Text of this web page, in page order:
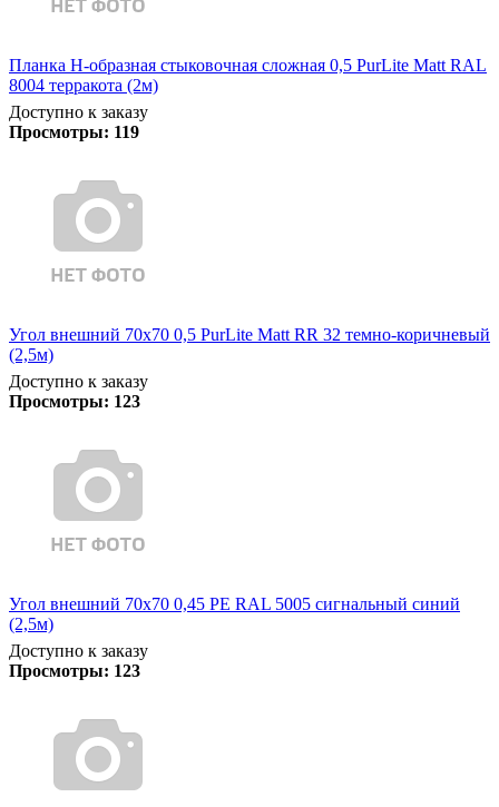
Планка Н-образная стыковочная сложная 0,5 PurLite Matt RAL
8004 терракота (2м)
Доступно к заказу
Просмотры: 119
Угол внешний 70х70 0,5 PurLite Matt RR 32 темно-коричневый
(2,5м)
Доступно к заказу
Просмотры: 123
Угол внешний 70х70 0,45 PE RAL 5005 сигнальный синий
(2,5м)
Доступно к заказу
Просмотры: 123